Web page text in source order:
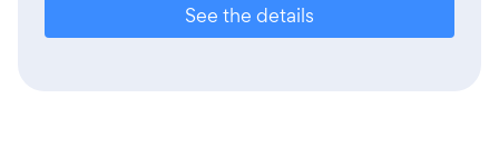
See the details